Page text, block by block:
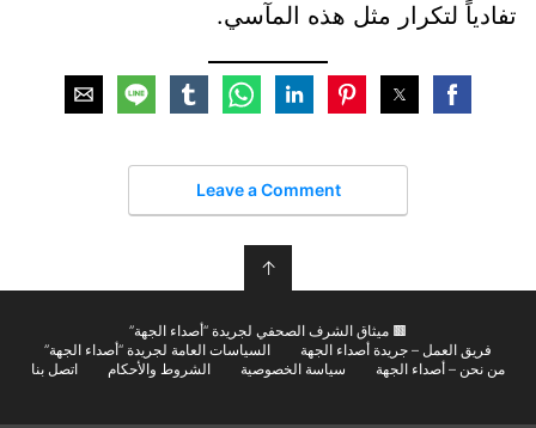
تفادياً لتكرار مثل هذه المآسي.
Leave a Comment
↑
🟫 ميثاق الشرف الصحفي لجريدة “أصداء الجهة”
فريق العمل – جريدة أصداء الجهة
السياسات العامة لجريدة “أصداء الجهة”
من نحن – أصداء الجهة
سياسة الخصوصية الشروط والأحكام اتصل بنا